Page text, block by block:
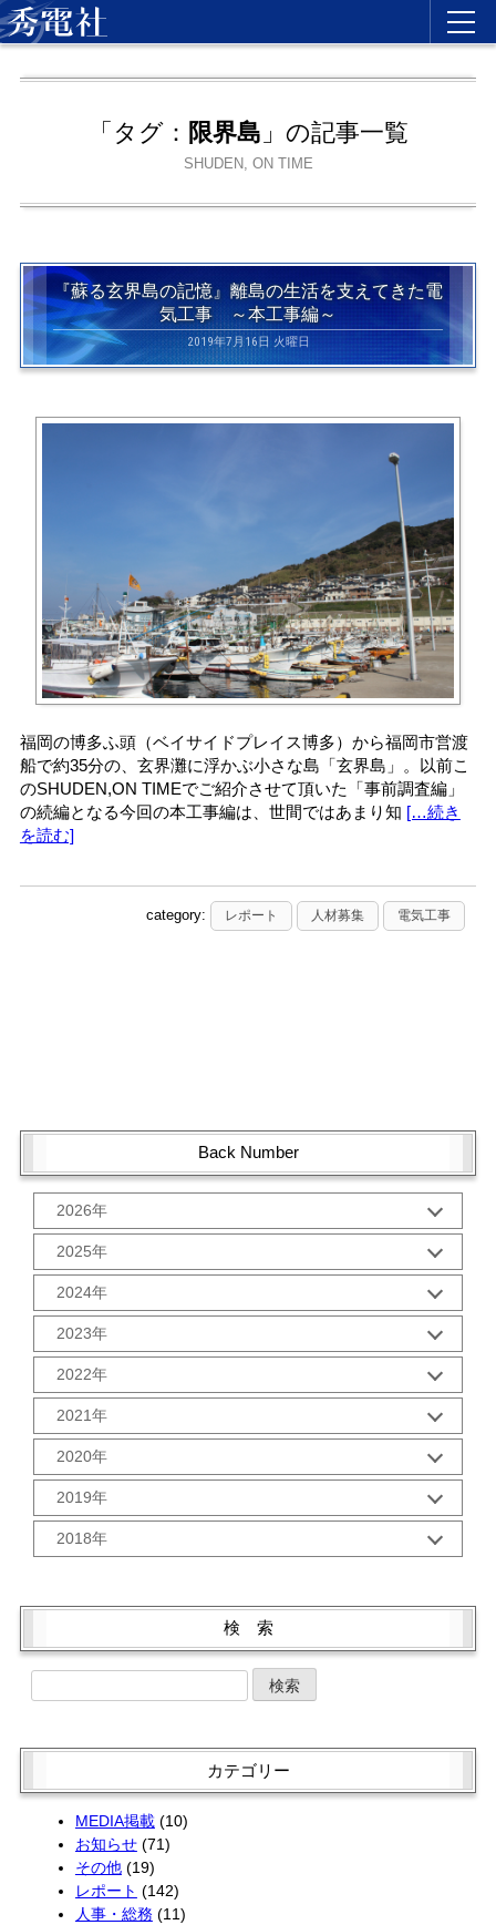
「タグ： 限界島 」の記事一覧
SHUDEN, ON TIME
『蘇る玄界島の記憶』離島の生活を支えてきた電
気工事 ～本工事編～
2019年7月16日 火曜日
福岡の博多ふ頭（ベイサイドプレイス博多）から福岡市営渡
船で約35分の、玄界灘に浮かぶ小さな島「玄界島」。以前こ
のSHUDEN,ON TIMEでご紹介させて頂いた「事前調査編」
の続編となる今回の本工事編は、世間ではあまり知 […続き
を読む]
category: レポート 人材募集 電気工事
Back Number
2026年
1月 (1)
2025年
10月 (2)
9月 (2)
8月 (2)
7月 (2)
6月 (2)
5月 (3)
4月 (1)
3月 (2)
2月 (2)
1月 (3)
2024年
12月 (1)
11月 (2)
10月 (2)
9月 (2)
8月 (2)
7月 (2)
6月 (2)
5月 (2)
4月 (2)
3月 (1)
2月 (2)
2023年
12月 (2)
11月 (2)
10月 (2)
9月 (2)
8月 (2)
7月 (2)
6月 (2)
5月 (2)
4月 (2)
2022年
12月 (2)
11月 (2)
10月 (3)
9月 (3)
8月 (2)
6月 (2)
5月 (3)
2月 (2)
2021年
12月 (2)
11月 (2)
10月 (2)
9月 (5)
8月 (1)
5月 (2)
3月 (2)
1月 (2)
2020年
12月 (2)
11月 (2)
10月 (2)
9月 (1)
7月 (3)
5月 (2)
4月 (4)
3月 (2)
1月 (2)
2019年
12月 (3)
11月 (1)
7月 (1)
6月 (4)
1月 (2)
2018年
4月 (1)
2月 (4)
検 索
カテゴリー
MEDIA掲載(10)
お知らせ(71)
その他(19)
レポート (142)
人事・総務 (11)